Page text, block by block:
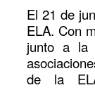
El 21 de
ELA. Con
junto a la
de la